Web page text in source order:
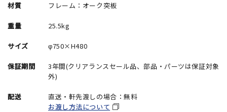
材質 フレーム：オーク突板
重量 25.5kg
サイズ φ750×H480
保証期間
3年間(クリアランスセール品、部品・パーツは保証対象
外)
配送
直送・軒先渡しの場合：無料
お渡し方法について